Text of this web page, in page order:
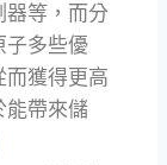
器等，而分
子多些優
而獲得更高
能帶來儲